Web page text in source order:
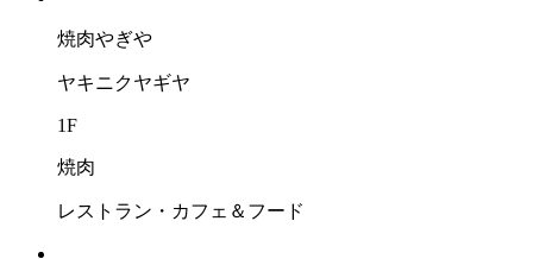
焼肉やぎや
ヤキニクヤギヤ
1F
焼肉
レストラン・カフェ＆フード